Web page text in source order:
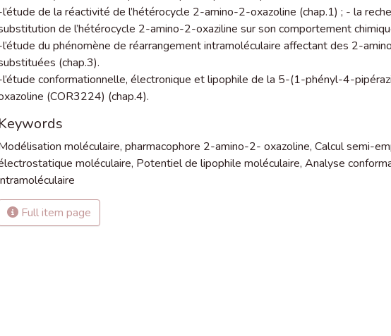
de la réactivité de l’hétérocycle 2-amino-2-oxazoline (chap.1) ; - la
de l’hétérocycle 2-amino-2-oxaziline sur son comportement
du phénomène de réarrangement intramoléculaire affectant des 2-
(chap.3).
conformationnelle, électronique et lipophile de la 5-(1-phényl-4-
(COR3224) (chap.4).
Keywords
moléculaire, pharmacophore 2-amino-2- oxazoline, Calcul semi-
moléculaire, Potentiel de lipophile moléculaire, Analyse
Full item page